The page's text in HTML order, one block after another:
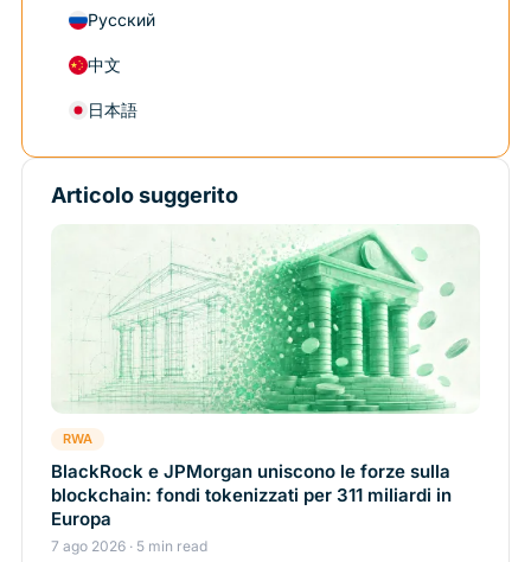
Русский
中文
日本語
Articolo suggerito
RWA
BlackRock e JPMorgan uniscono le forze sulla
blockchain: fondi tokenizzati per 311 miliardi in
Europa
7 ago 2026 · 5 min read